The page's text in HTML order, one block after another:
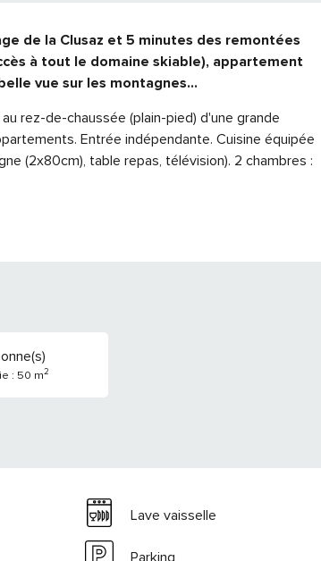
de la Clusaz et 5 minutes des remontées
à tout le domaine skiable), appartement
vue sur les montagnes...
rez-de-chaussée (plain-pied) d'une grande
Entrée indépendante. Cuisine équipée
(2x80cm), table repas, télévision). 2 chambres :
: 50 m2
Lave vaisselle